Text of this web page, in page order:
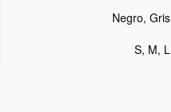
Negro, Gris
S, M, L